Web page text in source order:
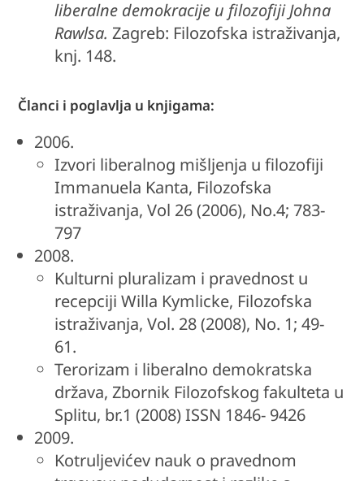
liberalne demokracije u filozofiji Johna
Rawlsa. Zagreb: Filozofska istraživanja,
knj. 148.
Članci i poglavlja u knjigama:
2006.
Izvori liberalnog mišljenja u filozofiji
Immanuela Kanta, Filozofska
istraživanja, Vol 26 (2006), No.4; 783-
797
2008.
Kulturni pluralizam i pravednost u
recepciji Willa Kymlicke, Filozofska
istraživanja, Vol. 28 (2008), No. 1; 49-
61.
Terorizam i liberalno demokratska
država, Zbornik Filozofskog fakulteta u
Splitu, br.1 (2008) ISSN 1846- 9426
2009.
Kotruljevićev nauk o pravednom